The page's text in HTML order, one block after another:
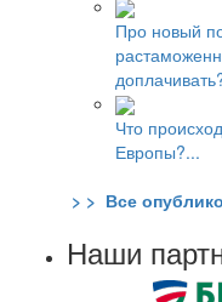
Про новый
Что
Европы?...
> > Все
Наши